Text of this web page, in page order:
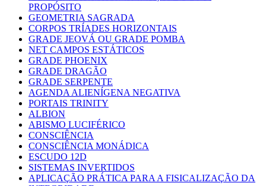
PROPÓSITO
GEOMETRIA SAGRADA
CORPOS TRÍADES HORIZONTAIS
GRADE JEOVÁ OU GRADE POMBA
NET CAMPOS ESTÁTICOS
GRADE PHOENIX
GRADE DRAGÃO
GRADE SERPENTE
AGENDA ALIENÍGENA NEGATIVA
PORTAIS TRINITY
ALBION
ABISMO LUCIFÉRICO
CONSCIÊNCIA
CONSCIÊNCIA MONÁDICA
ESCUDO 12D
SISTEMAS INVERTIDOS
APLICAÇÃO PRÁTICA PARA A FISICALIZAÇÃO DA